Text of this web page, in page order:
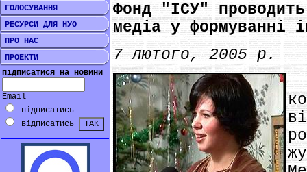
ГОЛОСУВАННЯ
РЕСУРСИ ДЛЯ НУО
ПРО НАС
ПРОЕКТИ
підписатися на новини
Email
підписатись
відписатись
Фонд "ІСУ"
медіа у формуванні
7 лютого, 2005 р.